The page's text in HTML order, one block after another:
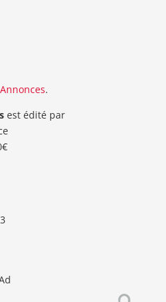
.
est édité par